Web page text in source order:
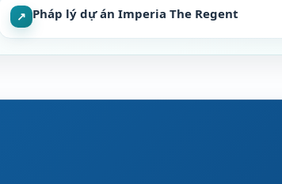
↗ Pháp lý dự án Imperia The Regent